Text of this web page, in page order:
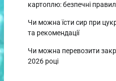
картоплю: безпечні
Чи можна їсти сир при
та рекомендації
Чи можна перевозити
2026 році